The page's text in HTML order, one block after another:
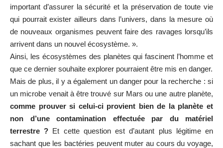
important d’assurer la sécurité et la préservation de toute vie
qui pourrait exister ailleurs dans l’univers, dans la mesure où
de nouveaux organismes peuvent faire des ravages lorsqu’ils
arrivent dans un nouvel écosystème. ».
Ainsi, les écosystèmes des planètes qui fascinent l’homme et
que ce dernier souhaite explorer pourraient être mis en danger.
Mais de plus, il y a également un danger pour la recherche : si
un microbe venait à être trouvé sur Mars ou une autre planète,
comme prouver si celui-ci provient bien de la planète et
non d’une contamination effectuée par du matériel
terrestre ? Et cette question est d’autant plus légitime en
sachant que les bactéries peuvent muter au cours du voyage,